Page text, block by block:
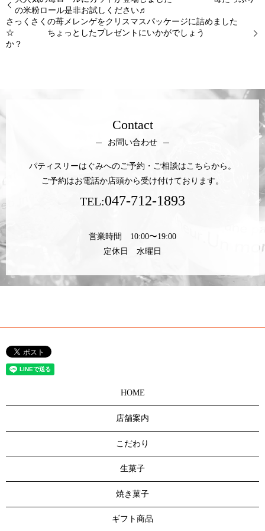
の米粉ロール是非お試しください♬
さっくさくの苺メレンゲをクリスマスパッケージに詰めました
☆ ちょっとしたプレゼントにいかがでしょう
か？
Contact
お問い合わせ
パティスリーはぐみへのご予約・ご相談はこちらから。
ご予約はお電話か店頭から受け付けております。
TEL:047-712-1893
営業時間 10:00〜19:00
定休日 水曜日
HOME
店舗案内
こだわり
生菓子
焼き菓子
ギフト商品